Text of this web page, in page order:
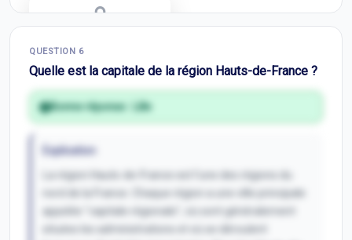
QUESTION 6
Quelle est la capitale de la région Hauts-de-France ?
Bonne réponse : Lille
Explication
La région Hauts-de-France est l'une des régions du
nord de la France. Chaque région a une ville principale
appelée "capitale régionale", où sont généralement